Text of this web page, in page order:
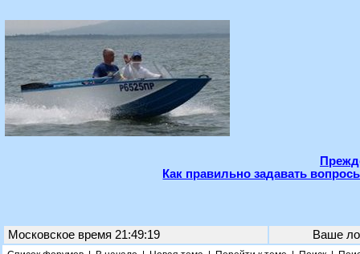
Как правильно задавать
Московское время 21:49:19 Ваше